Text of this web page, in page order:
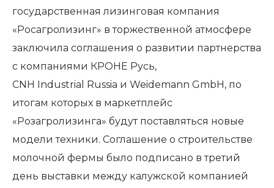
государственная лизинговая компания
«Росагролизинг» в торжественной атмосфере
заключила соглашения о развитии партнерства
с компаниями КРОНЕ Русь,
CNH Industrial Russia и Weidemann GmbH, по
итогам которых в маркетплейс
«Розагролизинга» будут поставляться новые
модели техники. Соглашение о строительстве
молочной фермы было подписано в третий
день выставки между калужской компанией